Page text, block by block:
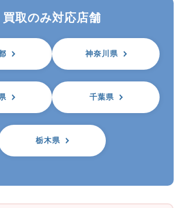
買取のみ対応店舗
神奈川県
千葉県
栃木県